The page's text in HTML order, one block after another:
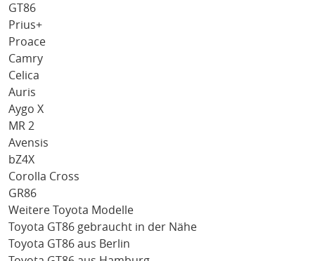
GT86
Prius+
Proace
Camry
Celica
Auris
Aygo X
MR 2
Avensis
bZ4X
Corolla Cross
GR86
Weitere Toyota Modelle
Toyota GT86 gebraucht in der Nähe
Toyota GT86 aus Berlin